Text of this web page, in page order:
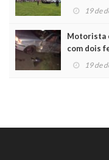
19 de
Motorista
com dois
19 de